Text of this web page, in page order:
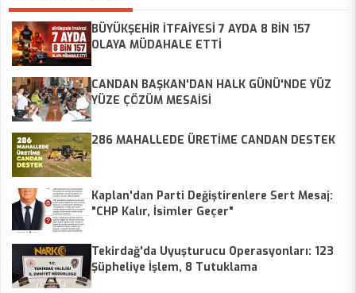
BÜYÜKŞEHİR İTFAİYESİ 7 AYDA 8 BİN 157
OLAYA MÜDAHALE ETTİ
CANDAN BAŞKAN'DAN HALK GÜNÜ'NDE YÜZ
YÜZE ÇÖZÜM MESAİSİ
286 MAHALLEDE ÜRETİME CANDAN DESTEK
Kaplan'dan Parti Değiştirenlere Sert Mesaj:
"CHP Kalır, İsimler Geçer"
Tekirdağ'da Uyuşturucu Operasyonları: 123
Şüpheliye İşlem, 8 Tutuklama